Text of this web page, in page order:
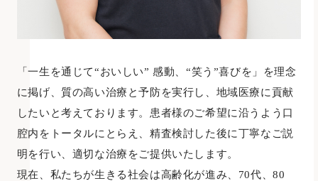
「一生を通じて“おいしい” 感動、“笑う”喜びを」を理念
に掲げ、質の高い治療と予防を実行し、地域医療に貢献
したいと考えております。患者様のご希望に沿うよう口
腔内をトータルにとらえ、精査検討した後に丁寧なご説
明を行い、適切な治療をご提供いたします。
現在、私たちが生きる社会は高齢化が進み、70代、80